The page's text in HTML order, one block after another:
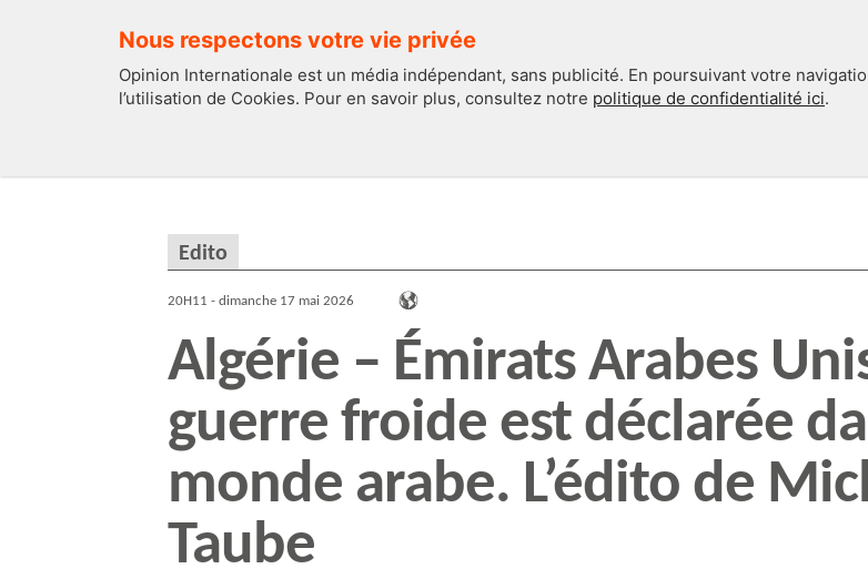
Nous respectons votre vie privée
Opinion Internationale est un média indépendant, sans publicité. En poursuivant votre
l’utilisation de Cookies. Pour en savoir plus, consultez notre politique de confidentialité ici.
Edito
20H11 - dimanche 17 mai 2026
Algérie – Émirats Arabes
guerre froide est déclarée
monde arabe. L’édito de
Taube